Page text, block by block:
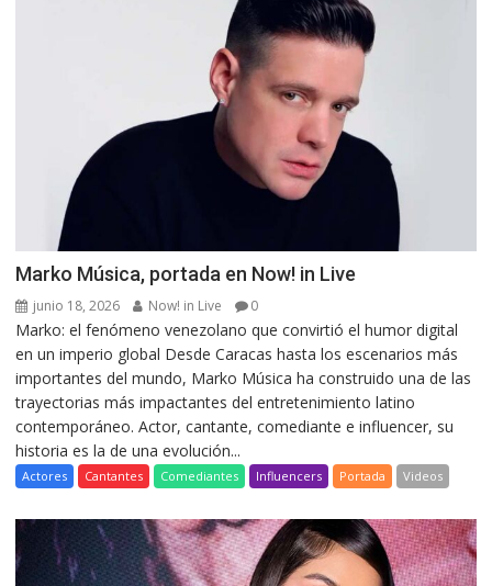
Marko Música, portada en Now! in Live
junio 18, 2026 Now! in Live 0
Marko: el fenómeno venezolano que convirtió el humor digital
en un imperio global Desde Caracas hasta los escenarios más
importantes del mundo, Marko Música ha construido una de las
trayectorias más impactantes del entretenimiento latino
contemporáneo. Actor, cantante, comediante e influencer, su
historia es la de una evolución...
Actores Cantantes Comediantes Influencers Portada Videos